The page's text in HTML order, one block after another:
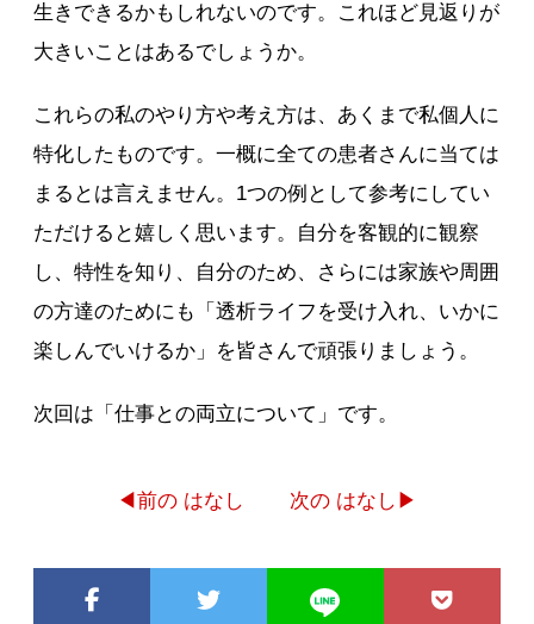
生きできるかもしれないのです。これほど見返りが
大きいことはあるでしょうか。
これらの私のやり方や考え方は、あくまで私個人に
特化したものです。一概に全ての患者さんに当ては
まるとは言えません。1つの例として参考にしてい
ただけると嬉しく思います。自分を客観的に観察
し、特性を知り、自分のため、さらには家族や周囲
の方達のためにも「透析ライフを受け入れ、いかに
楽しんでいけるか」を皆さんで頑張りましょう。
次回は「仕事との両立について」です。
◀前の はなし 次の はなし▶